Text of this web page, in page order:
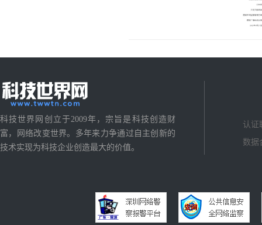
科技世界网创立于2009年，宗旨是科技创造财
富，网络改变世界。多年来力争通过自主创新的
技术实现为科技企业创造最大的价值。
认证
数据